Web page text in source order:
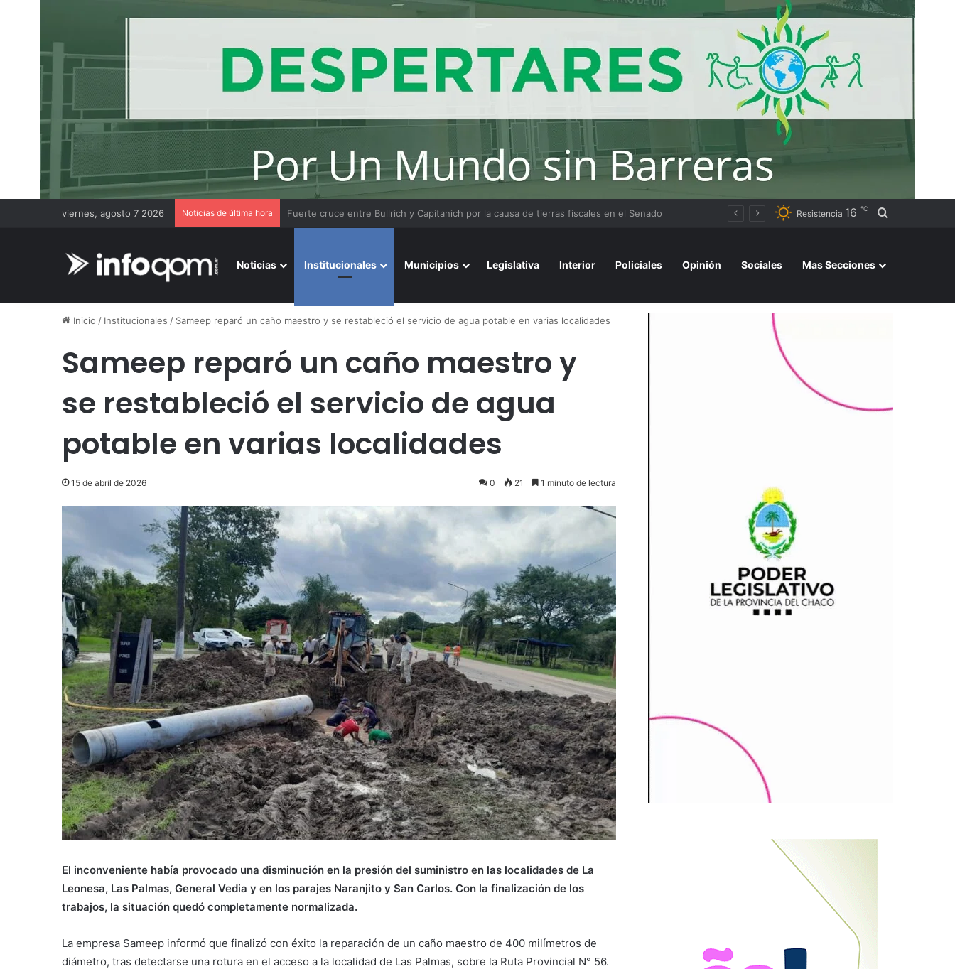
viernes, agosto 7 2026 Noticias de última hora Resistencia 16 ℃ Buscar por
Noticias Institucionales Municipios Legislativa Interior Policiales Opinión Sociales Mas Secciones
Inicio / Institucionales / Sameep reparó un caño maestro y se restableció el servicio de agua potable en varias localidades
Sameep reparó un caño maestro y
se restableció el servicio de agua
potable en varias localidades
15 de abril de 2026 0 21 1 minuto de lectura
El inconveniente había provocado una disminución en la presión del suministro en las localidades de La
Leonesa, Las Palmas, General Vedia y en los parajes Naranjito y San Carlos. Con la finalización de los
trabajos, la situación quedó completamente normalizada.
La empresa Sameep informó que finalizó con éxito la reparación de un caño maestro de 400 milímetros de
diámetro, tras detectarse una rotura en el acceso a la localidad de Las Palmas, sobre la Ruta Provincial N° 56.